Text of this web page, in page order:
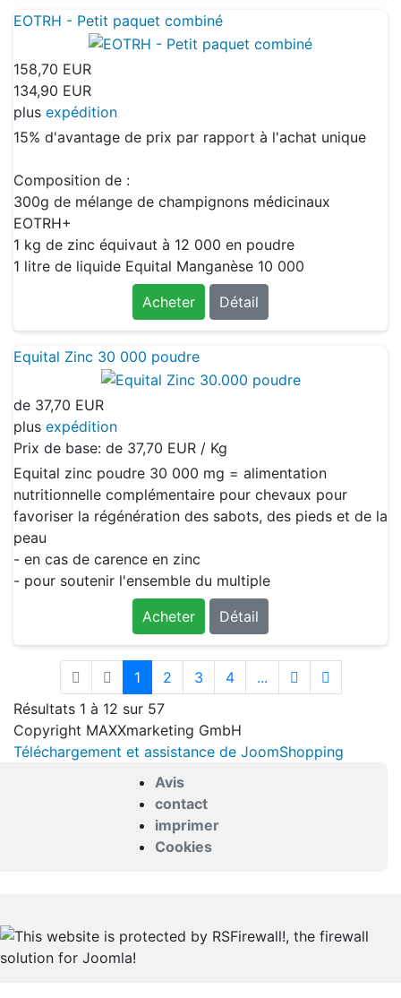
EOTRH - Petit paquet combiné
158,70 EUR
134,90 EUR
plus expédition
15% d'avantage de prix par rapport à l'achat unique
Composition de :
300g de mélange de champignons médicinaux
EOTRH+
1 kg de zinc équivaut à 12 000 en poudre
1 litre de liquide Equital Manganèse 10 000
Acheter
Détail
Equital Zinc 30 000 poudre
de 37,70 EUR
plus expédition
Prix de base: de 37,70 EUR / Kg
Equital zinc poudre 30 000 mg = alimentation
nutritionnelle complémentaire pour chevaux pour
favoriser la régénération des sabots, des pieds et de la
peau
- en cas de carence en zinc
- pour soutenir l'ensemble du multiple
Acheter
Détail
1 2 3 4
...
Résultats 1 à 12 sur 57
Copyright MAXXmarketing GmbH
Téléchargement et assistance de JoomShopping
Avis
contact
imprimer
Cookies